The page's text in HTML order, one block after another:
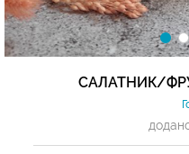
САЛАТНИК/